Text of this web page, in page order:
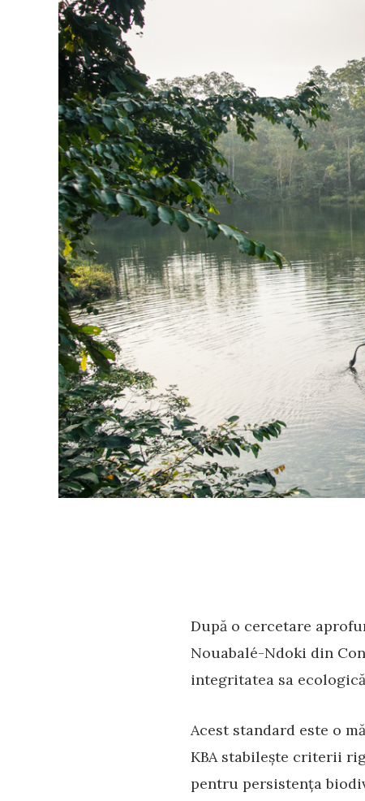
După o cercetare
Nouabalé-Ndoki din
integritatea sa
Acest standard este o
KBA stabilește criterii
pentru persistența